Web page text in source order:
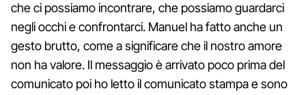
che ci possiamo incontrare, che possiamo guardarci
negli occhi e confrontarci. Manuel ha fatto anche un
gesto brutto, come a significare che il nostro amore
non ha valore. Il messaggio è arrivato poco prima del
comunicato poi ho letto il comunicato stampa e sono